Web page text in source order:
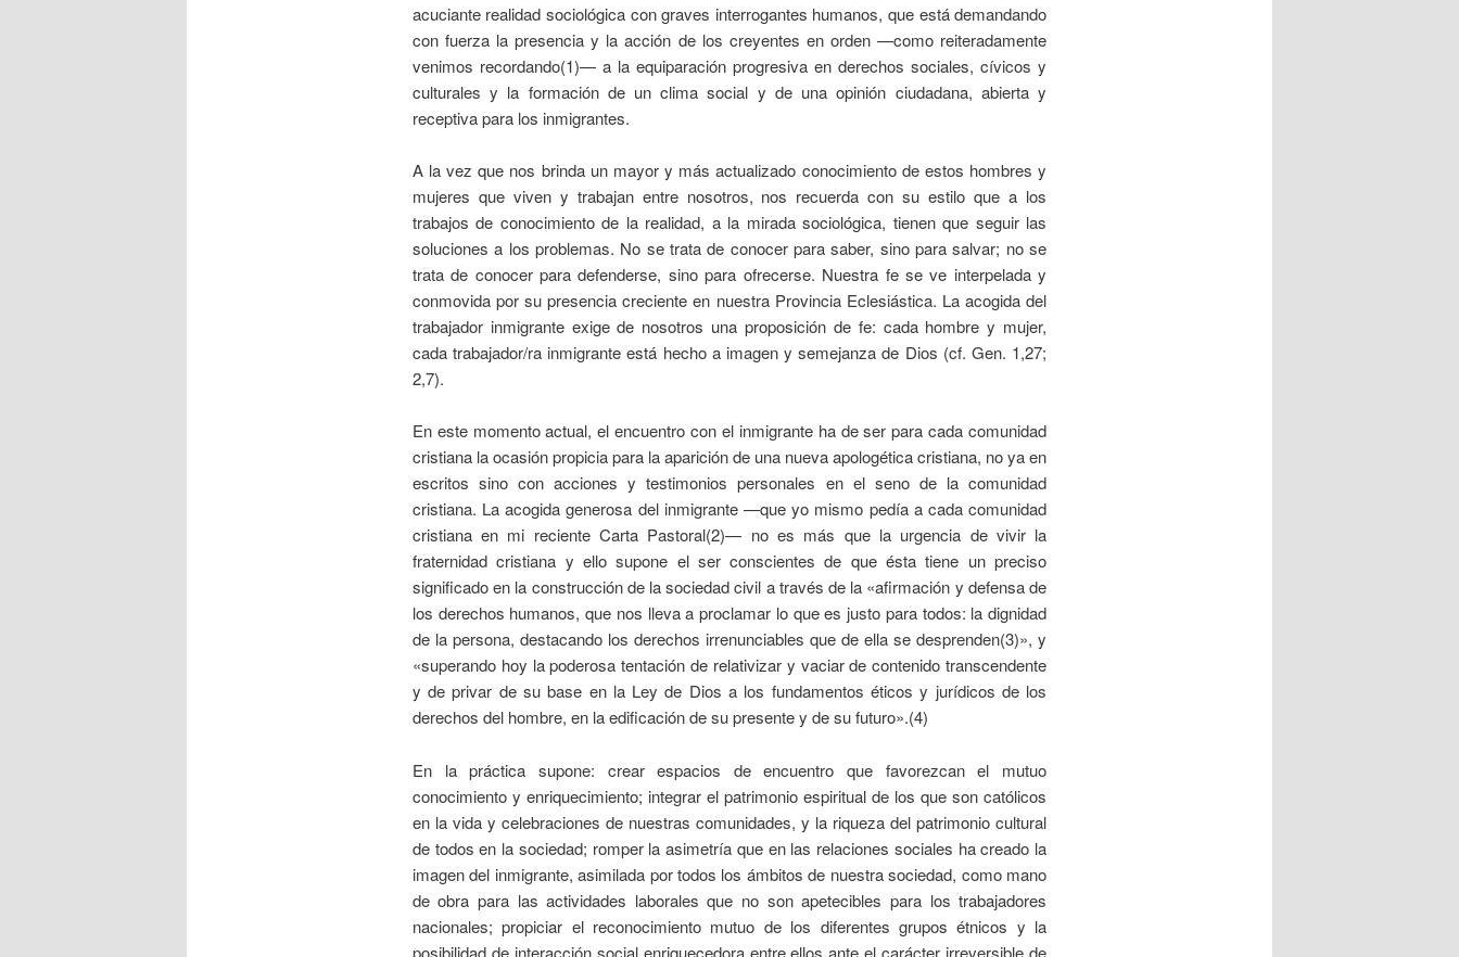
acuciante realidad sociológica con graves interrogantes humanos, que está demandando
con fuerza la presencia y la acción de los creyentes en orden —como reiteradamente
venimos recordando(1)— a la equiparación progresiva en derechos sociales, cívicos y
culturales y la formación de un clima social y de una opinión ciudadana, abierta y
receptiva para los inmigrantes.
A la vez que nos brinda un mayor y más actualizado conocimiento de estos hombres y
mujeres que viven y trabajan entre nosotros, nos recuerda con su estilo que a los
trabajos de conocimiento de la realidad, a la mirada sociológica, tienen que seguir las
soluciones a los problemas. No se trata de conocer para saber, sino para salvar; no se
trata de conocer para defenderse, sino para ofrecerse. Nuestra fe se ve interpelada y
conmovida por su presencia creciente en nuestra Provincia Eclesiástica. La acogida del
trabajador inmigrante exige de nosotros una proposición de fe: cada hombre y mujer,
cada trabajador/ra inmigrante está hecho a imagen y semejanza de Dios (cf. Gen. 1,27;
2,7).
En este momento actual, el encuentro con el inmigrante ha de ser para cada comunidad
cristiana la ocasión propicia para la aparición de una nueva apologética cristiana, no ya en
escritos sino con acciones y testimonios personales en el seno de la comunidad
cristiana. La acogida generosa del inmigrante —que yo mismo pedía a cada comunidad
cristiana en mi reciente Carta Pastoral(2)— no es más que la urgencia de vivir la
fraternidad cristiana y ello supone el ser conscientes de que ésta tiene un preciso
significado en la construcción de la sociedad civil a través de la «afirmación y defensa de
los derechos humanos, que nos lleva a proclamar lo que es justo para todos: la dignidad
de la persona, destacando los derechos irrenunciables que de ella se desprenden(3)», y
«superando hoy la poderosa tentación de relativizar y vaciar de contenido transcendente
y de privar de su base en la Ley de Dios a los fundamentos éticos y jurídicos de los
derechos del hombre, en la edificación de su presente y de su futuro».(4)
En la práctica supone: crear espacios de encuentro que favorezcan el mutuo
conocimiento y enriquecimiento; integrar el patrimonio espiritual de los que son católicos
en la vida y celebraciones de nuestras comunidades, y la riqueza del patrimonio cultural
de todos en la sociedad; romper la asimetría que en las relaciones sociales ha creado la
imagen del inmigrante, asimilada por todos los ámbitos de nuestra sociedad, como mano
de obra para las actividades laborales que no son apetecibles para los trabajadores
nacionales; propiciar el reconocimiento mutuo de los diferentes grupos étnicos y la
posibilidad de interacción social enriquecedora entre ellos ante el carácter irreversible de